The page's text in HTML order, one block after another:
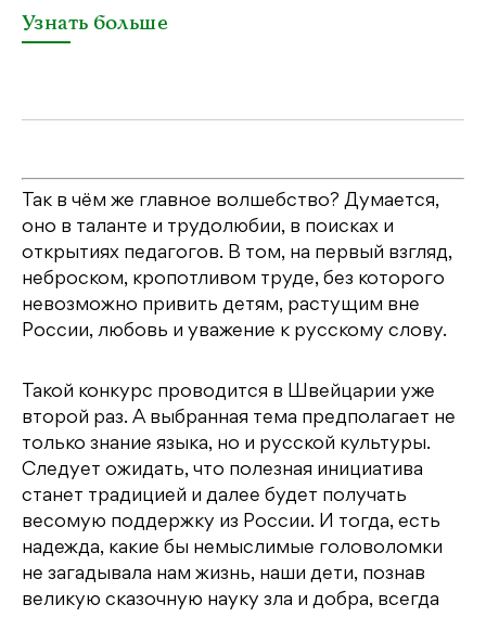
Узнать больше
Так в чём же главное волшебство? Думается,
оно в таланте и трудолюбии, в поисках и
открытиях педагогов. В том, на первый взгляд,
неброском, кропотливом труде, без которого
невозможно привить детям, растущим вне
России, любовь и уважение к русскому слову.
Такой конкурс проводится в Швейцарии уже
второй раз. А выбранная тема предполагает не
только знание языка, но и русской культуры.
Следует ожидать, что полезная инициатива
станет традицией и далее будет получать
весомую поддержку из России. И тогда, есть
надежда, какие бы немыслимые головоломки
не загадывала нам жизнь, наши дети, познав
великую сказочную науку зла и добра, всегда